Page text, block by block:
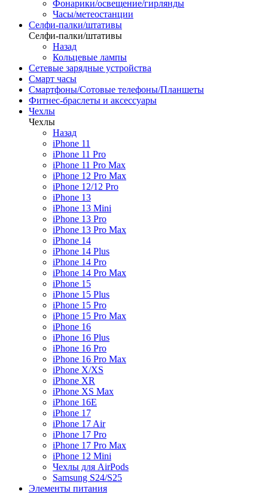
Фонарики/освещение/гирлянды
Часы/метеостанции
Селфи-палки/штативы
Селфи-палки/штативы
Назад
Кольцевые лампы
Сетевые зарядные устройства
Смарт часы
Смартфоны/Сотовые телефоны/Планшеты
Фитнес-браслеты и аксессуары
Чехлы
Чехлы
Назад
iPhone 11
iPhone 11 Pro
iPhone 11 Pro Max
iPhone 12 Pro Max
iPhone 12/12 Pro
iPhone 13
iPhone 13 Mini
iPhone 13 Pro
iPhone 13 Pro Max
iPhone 14
iPhone 14 Plus
iPhone 14 Pro
iPhone 14 Pro Max
iPhone 15
iPhone 15 Plus
iPhone 15 Pro
iPhone 15 Pro Max
iPhone 16
iPhone 16 Plus
iPhone 16 Pro
iPhone 16 Pro Max
iPhone X/XS
iPhone XR
iPhone XS Max
iPhone 16E
iPhone 17
iPhone 17 Air
iPhone 17 Pro
iPhone 17 Pro Max
iPhone 12 Mini
Чехлы для AirPods
Samsung S24/S25
Элементы питания